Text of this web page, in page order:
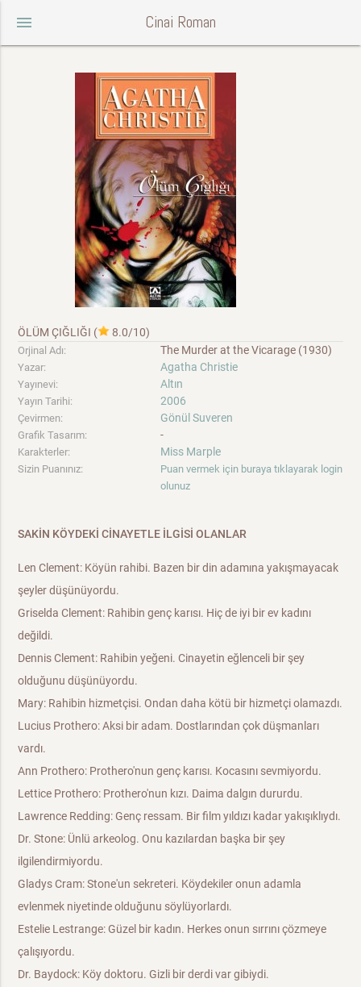
menu Cinai Roman
ÖLÜM ÇIĞLIĞI ( 8.0/10)
Orjinal Adı: The Murder at the Vicarage (1930)
Yazar: Agatha Christie
Yayınevi: Altın
Yayın Tarihi: 2006
Çevirmen: Gönül Suveren
Grafik Tasarım: -
Karakterler: Miss Marple
Sizin Puanınız:
Puan vermek için buraya tıklayarak login
olunuz
SAKİN KÖYDEKİ CİNAYETLE İLGİSİ OLANLAR
Len Clement: Köyün rahibi. Bazen bir din adamına yakışmayacak
şeyler düşünüyordu.
Griselda Clement: Rahibin genç karısı. Hiç de iyi bir ev kadını
değildi.
Dennis Clement: Rahibin yeğeni. Cinayetin eğlenceli bir şey
olduğunu düşünüyordu.
Mary: Rahibin hizmetçisi. Ondan daha kötü bir hizmetçi olamazdı.
Lucius Prothero: Aksi bir adam. Dostlarından çok düşmanları
vardı.
Ann Prothero: Prothero'nun genç karısı. Kocasını sevmiyordu.
Lettice Prothero: Prothero'nun kızı. Daima dalgın dururdu.
Lawrence Redding: Genç ressam. Bir film yıldızı kadar yakışıklıydı.
Dr. Stone: Ünlü arkeolog. Onu kazılardan başka bir şey
ilgilendirmiyordu.
Gladys Cram: Stone'un sekreteri. Köydekiler onun adamla
evlenmek niyetinde olduğunu söylüyorlardı.
Estelie Lestrange: Güzel bir kadın. Herkes onun sırrını çözmeye
çalışıyordu.
Dr. Baydock: Köy doktoru. Gizli bir derdi var gibiydi.